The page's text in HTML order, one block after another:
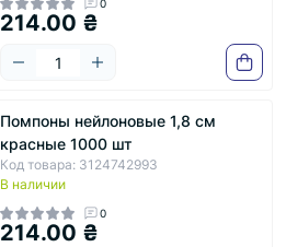
0
214.00 ₴
Помпоны нейлоновые 1,8 см
красные 1000 шт
Код товара: 3124742993
В наличии
0
214.00 ₴